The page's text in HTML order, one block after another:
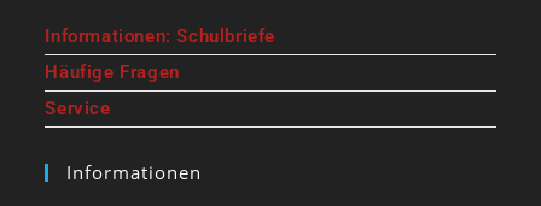
Informationen: Schulbriefe
Häufige Fragen
Service
Informationen